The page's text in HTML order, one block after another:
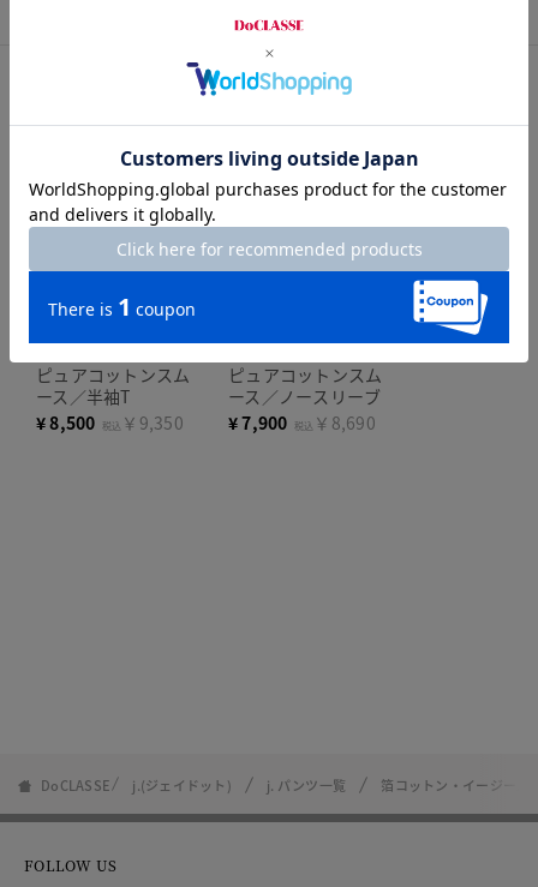
コーディネートITEM
人気商品
ピュアコットンスム
ース／半袖T
¥8,500 税込 ￥9,350
ピュアコットンスム
ース／ノースリーブ
¥7,900 税込 ￥8,690
DoCLASSE j.(ジェイドット) j. パンツ一覧 箔コットン・イージーパ
FOLLOW US